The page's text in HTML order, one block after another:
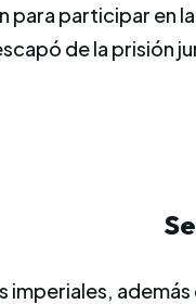
para participar en
de la
imperiales,